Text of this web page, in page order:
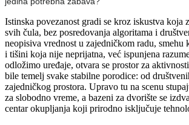
Istinska povezanost gradi se kroz iskustva koja
svih čula, bez posredovanja algoritama i
neopisiva vrednost u zajedničkom radu, smehu
i tišini koja nije neprijatna, već ispunjena
odložimo uređaje, otvara se prostor za
bile temelj svake stabilne porodice: od
zajedničkog prostora. Upravo tu na scenu
za slobodno vreme, a bazeni za dvorište se
centar okupljanja koji prirodno isključuje